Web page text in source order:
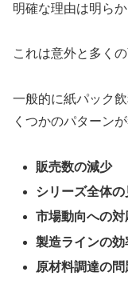
明確な理由は明ら
これは意外と多く
一般的に紙パック
くつかのパターン
販売数の減少
シリーズ全体の
市場動向への対
製造ラインの効
原材料調達の問